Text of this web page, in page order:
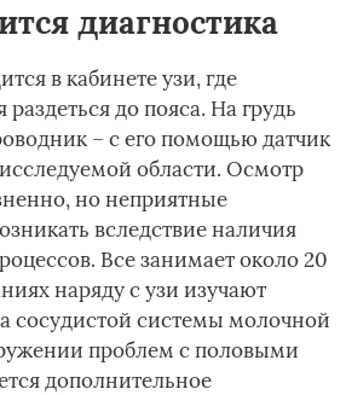
диагностика
в кабинете узи, где
до пояса. На грудь
– с его помощью датчик
области. Осмотр
но неприятные
вследствие наличия
Все занимает около 20
наряду с узи изучают
сосудистой системы молочной
проблем с половыми
дополнительное